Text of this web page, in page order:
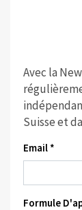
Avec la
Suisse et
Email *
Formule